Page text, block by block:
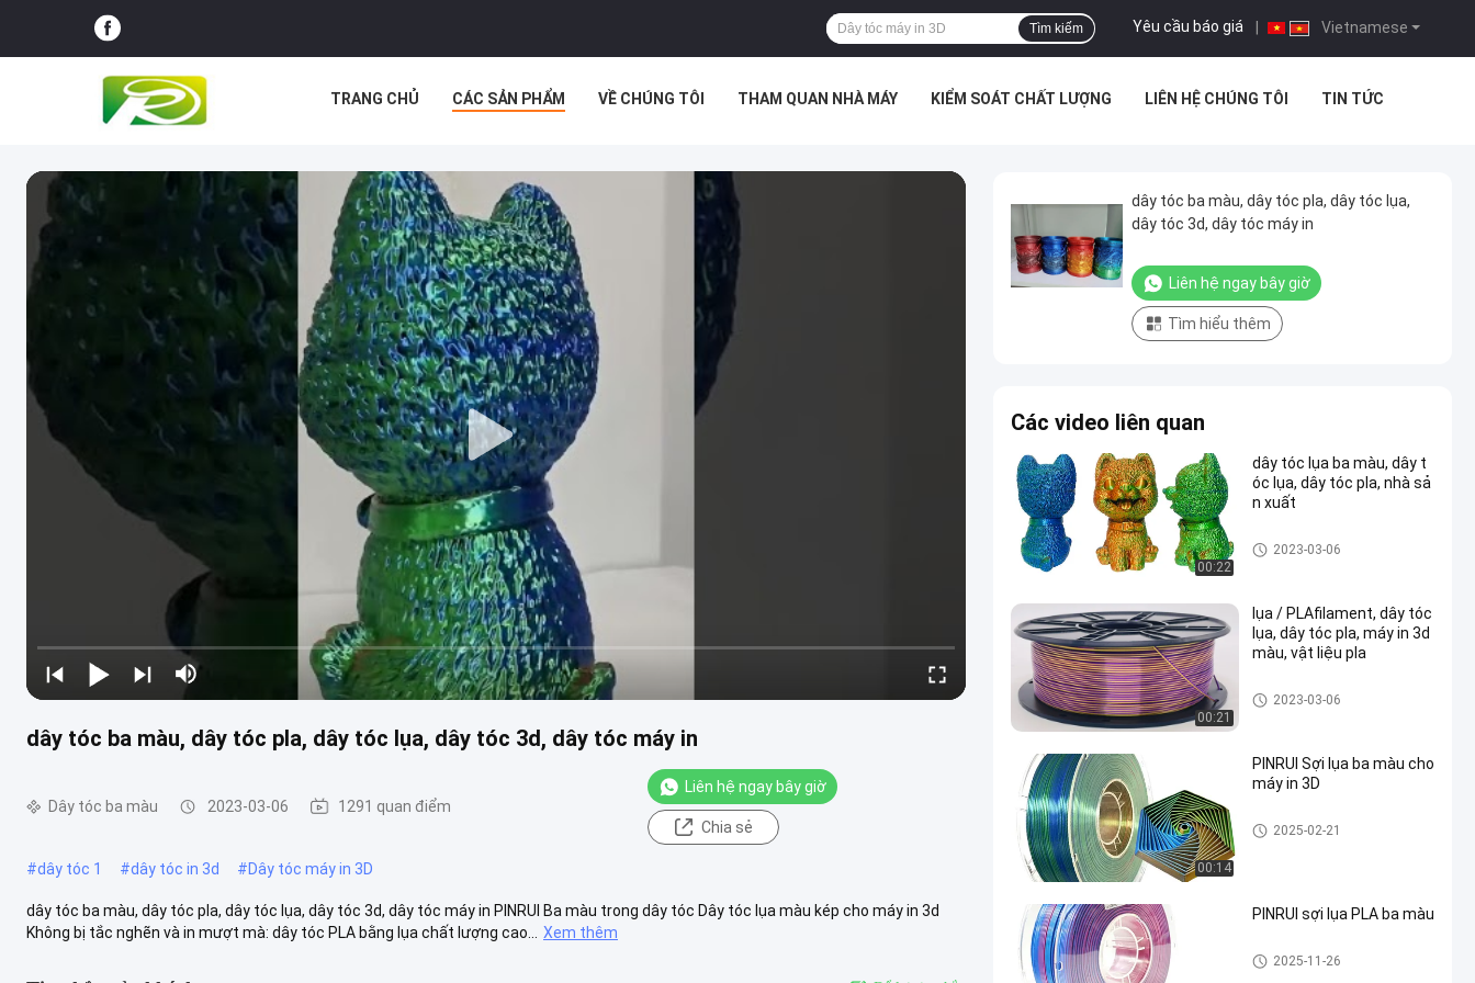
Vietnamese
Yêu cầu báo giá
Tìm kiếm
TRANG CHỦ CÁC SẢN PHẨM VỀ CHÚNG TÔI THAM QUAN NHÀ MÁY KIỂM SOÁT CHẤT LƯỢNG LIÊN HỆ CHÚNG TÔI TIN TỨC
dây tóc ba màu, dây tóc pla, dây tóc lụa, dây tóc 3d, dây tóc máy in
Dây tóc ba màu 2023-03-06 1291 quan điểm
Liên hệ ngay bây giờ
Chia sẻ
#dây tóc 1 #dây tóc in 3d #Dây tóc máy in 3D
dây tóc ba màu, dây tóc pla, dây tóc lụa, dây tóc 3d, dây tóc máy in PINRUI Ba màu trong dây tóc Dây tóc lụa màu kép cho máy in 3d
Không bị tắc nghẽn và in mượt mà: dây tóc PLA bằng lụa chất lượng cao...
Xem thêm
dây tóc ba màu, dây tóc pla, dây tóc lụa,
dây tóc 3d, dây tóc máy in
Liên hệ ngay bây giờ
Tìm hiểu thêm
Các video liên quan
00:22
dây tóc lụa ba màu, dây t
óc lụa, dây tóc pla, nhà sả
n xuất
Dây tóc ba màu
2023-03-06
00:21
lụa / PLAfilament, dây tóc
lụa, dây tóc pla, máy in 3d
màu, vật liệu pla
Dây tóc ba màu
2023-03-06
00:14
PINRUI Sợi lụa ba màu cho
máy in 3D
Dây tóc ba màu
2025-02-21
PINRUI sợi lụa PLA ba màu
Dây tóc ba màu
2025-11-26